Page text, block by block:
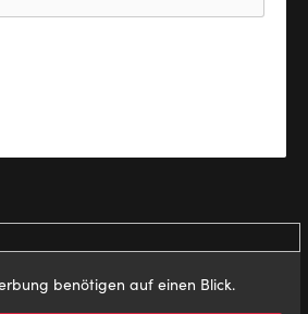
benötigen auf einen Blick.